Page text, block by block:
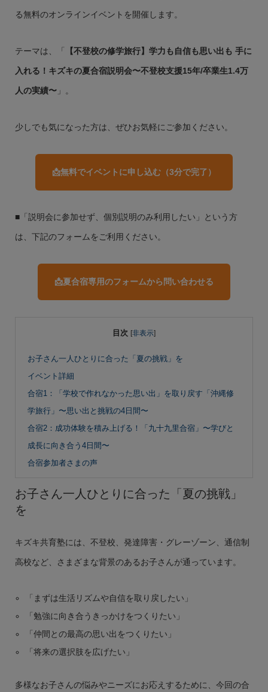
る無料のオンラインイベントを開催します。
テーマは、「 【不登校の修学旅行】学力も自信も思い出も 手に
入れる！キズキの夏合宿説明会〜不登校支援15年/卒業生1.4万
人の実績〜」。
少しでも気になった方は、ぜひお気軽にご参加ください。
📩無料でイベントに申し込む（3分で完了）
■「説明会に参加せず、個別説明のみ利用したい」という方
は、下記のフォームをご利用ください。
📩夏合宿専用のフォームから問い合わせる
目次 [非表示]
お子さん一人ひとりに合った「夏の挑戦」を
イベント詳細
合宿1：「学校で作れなかった思い出」を取り戻す「沖縄修
学旅行」〜思い出と挑戦の4日間〜
合宿2：成功体験を積み上げる！「九十九里合宿」〜学びと
成長に向き合う4日間〜
合宿参加者さまの声
お子さん一人ひとりに合った「夏の挑戦」
を
キズキ共育塾には、不登校、発達障害・グレーゾーン、通信制
高校など、さまざまな背景のあるお子さんが通っています。
「まずは生活リズムや自信を取り戻したい」
「勉強に向き合うきっかけをつくりたい」
「仲間との最高の思い出をつくりたい」
「将来の選択肢を広げたい」
多様なお子さんの悩みやニーズにお応えするために、今回の合